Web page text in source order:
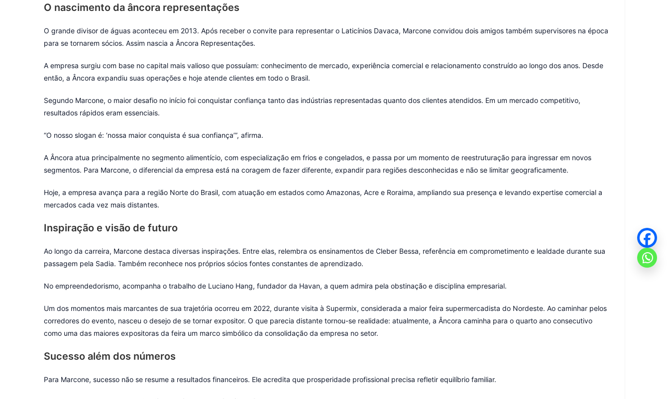
O nascimento da âncora representações
O grande divisor de águas aconteceu em 2013. Após receber o convite para representar o Laticínios Davaca, Marcone convidou dois amigos também supervisores na época
para se tornarem sócios. Assim nascia a Âncora Representações.
A empresa surgiu com base no capital mais valioso que possuíam: conhecimento de mercado, experiência comercial e relacionamento construído ao longo dos anos. Desde
então, a Âncora expandiu suas operações e hoje atende clientes em todo o Brasil.
Segundo Marcone, o maior desafio no início foi conquistar confiança tanto das indústrias representadas quanto dos clientes atendidos. Em um mercado competitivo,
resultados rápidos eram essenciais.
“O nosso slogan é: ‘nossa maior conquista é sua confiança’”, afirma.
A Âncora atua principalmente no segmento alimentício, com especialização em frios e congelados, e passa por um momento de reestruturação para ingressar em novos
segmentos. Para Marcone, o diferencial da empresa está na coragem de fazer diferente, expandir para regiões desconhecidas e não se limitar geograficamente.
Hoje, a empresa avança para a região Norte do Brasil, com atuação em estados como Amazonas, Acre e Roraima, ampliando sua presença e levando expertise comercial a
mercados cada vez mais distantes.
Inspiração e visão de futuro
Ao longo da carreira, Marcone destaca diversas inspirações. Entre elas, relembra os ensinamentos de Cleber Bessa, referência em comprometimento e lealdade durante sua
passagem pela Sadia. Também reconhece nos próprios sócios fontes constantes de aprendizado.
No empreendedorismo, acompanha o trabalho de Luciano Hang, fundador da Havan, a quem admira pela obstinação e disciplina empresarial.
Um dos momentos mais marcantes de sua trajetória ocorreu em 2022, durante visita à Supermix, considerada a maior feira supermercadista do Nordeste. Ao caminhar pelos
corredores do evento, nasceu o desejo de se tornar expositor. O que parecia distante tornou-se realidade: atualmente, a Âncora caminha para o quarto ano consecutivo
como uma das maiores expositoras da feira um marco simbólico da consolidação da empresa no setor.
Sucesso além dos números
Para Marcone, sucesso não se resume a resultados financeiros. Ele acredita que prosperidade profissional precisa refletir equilíbrio familiar.